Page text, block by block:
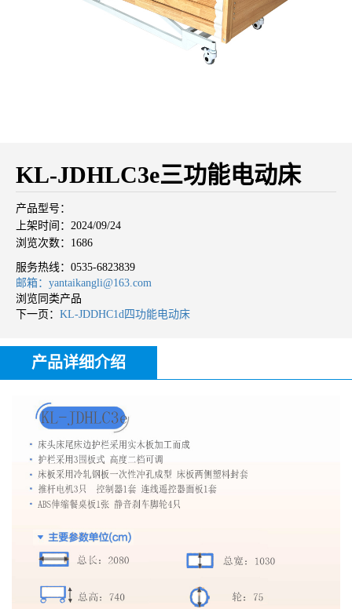
KL-JDHLC3e三功能电动床
产品型号：
上架时间：2024/09/24
浏览次数：1686
服务热线： 0535-6823839
邮箱：yantaikangli@163.com
浏览同类产品
下一页： KL-JDDHC1d四功能电动床
产品详细介绍